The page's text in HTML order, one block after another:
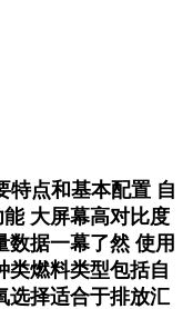
特点和基本配置 自
大屏幕高对比度
数据一幕了然 使用
类燃料类型包括自
选择适合于排放汇